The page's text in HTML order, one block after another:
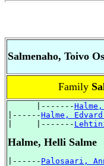
Salmenaho, Toivo
Family
      |-------
|------Halme,
|     |-------
Halme, Helli Salme
|------ Palosaari,